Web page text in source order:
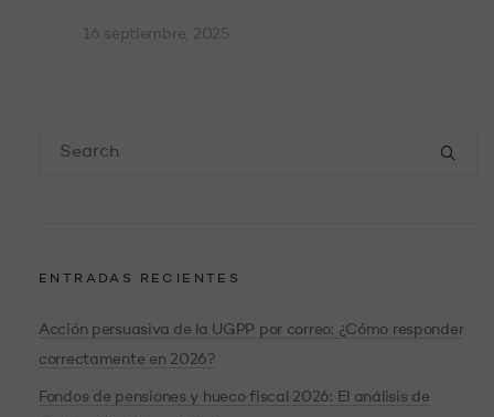
16 septiembre, 2025
ENTRADAS RECIENTES
Acción persuasiva de la UGPP por correo: ¿Cómo responder
correctamente en 2026?
Fondos de pensiones y hueco fiscal 2026: El análisis de